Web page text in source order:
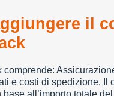
il
comprende:
e costi di spedizione. Il
base all’importo totale